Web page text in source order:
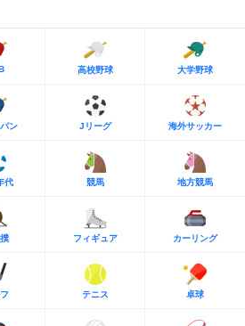
高校野球 大学野球
ン Jリーグ 海外サッカー
代 競馬 地方競馬
フィギュア カーリング
テニス 卓球